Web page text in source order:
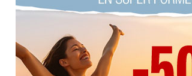
7 8 9 10 Suiv. ›